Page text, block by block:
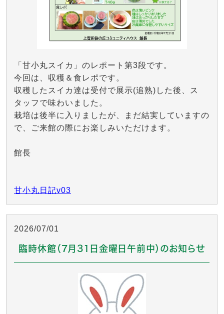
「甘小丸スイカ」のレポート第3段です。
今回は、収穫＆食レポです。
収穫したスイカ達は受付で展示(追熟)した後、ス
タッフで味わいました。
栽培は後半に入りましたが、まだ結実していますの
で、ご来館の際にお楽しみいただけます。
館長
甘小丸日記v03
2026/07/01
臨時休館（7月31日金曜日午前中）のお知らせ